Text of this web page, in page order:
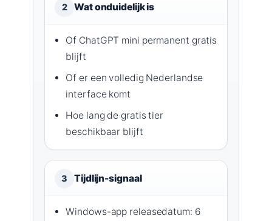
2 Wat onduidelijk is
Of ChatGPT mini permanent gratis
blijft
Of er een volledig Nederlandse
interface komt
Hoe lang de gratis tier
beschikbaar blijft
3 Tijdlijn-signaal
Windows-app releasedatum: 6